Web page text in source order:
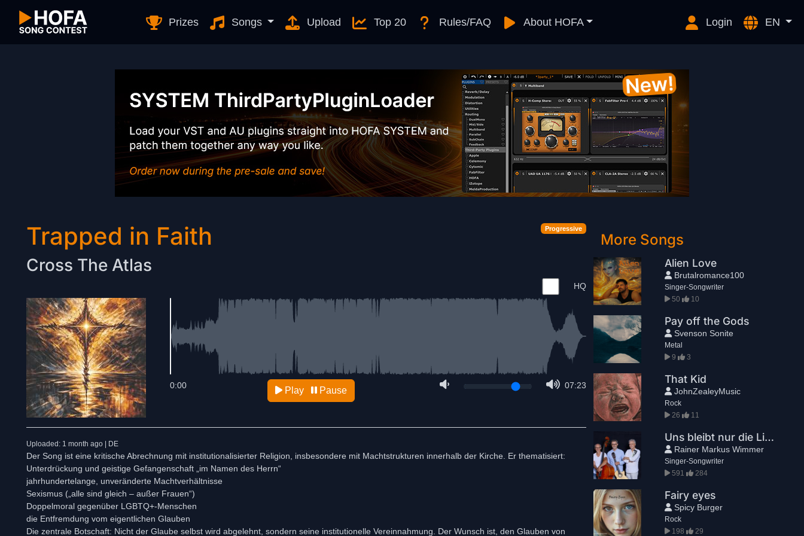
Prizes Songs Upload Top 20 Rules/FAQ About HOFA Login EN
Progressive
Trapped in Faith
Cross The Atlas
HQ
07:23
0:00 Play Pause
Uploaded: 1 month ago | DE
Der Song ist eine kritische Abrechnung mit institutionalisierter Religion, insbesondere mit Machtstrukturen innerhalb der Kirche. Er thematisiert:
Unterdrückung und geistige Gefangenschaft „im Namen des Herrn“
jahrhundertelange, unveränderte Machtverhältnisse
Sexismus („alle sind gleich – außer Frauen“)
Doppelmoral gegenüber LGBTQ+-Menschen
die Entfremdung vom eigentlichen Glauben
Die zentrale Botschaft: Nicht der Glaube selbst wird abgelehnt, sondern seine institutionelle Vereinnahmung. Der Wunsch ist, den Glauben von
More Songs
Alien Love
Brutalromance100
Singer-Songwriter
50
10
Pay off the Gods
Svenson Sonite
Metal
9
3
That Kid
JohnZealeyMusic
Rock
26
11
Uns bleibt nur die Liebe
Rainer Markus Wimmer
Singer-Songwriter
591
284
Fairy eyes
Spicy Burger
Rock
198
29